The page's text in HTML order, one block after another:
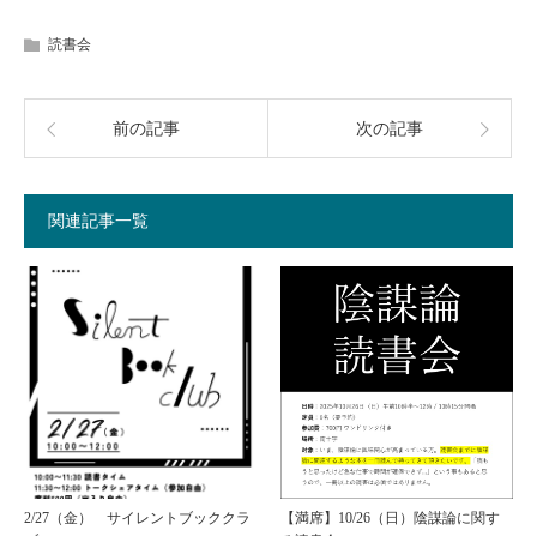
読書会
前の記事 次の記事
関連記事一覧
2/27（金） サイレントブッククラ
【満席】10/26（日）陰謀論に関す